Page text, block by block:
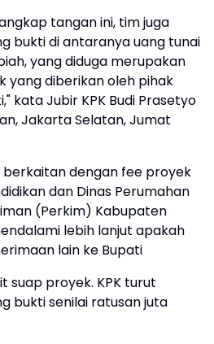
tangan ini, tim juga
bukti di antaranya uang tunai
yang diduga merupakan
yang diberikan oleh pihak
kata Jubir KPK Budi Prasetyo
Jakarta Selatan, Jumat
dengan fee proyek
dan Dinas Perumahan
(Perkim) Kabupaten
lebih lanjut apakah
lain ke Bupati
suap proyek. KPK turut
bukti senilai ratusan juta